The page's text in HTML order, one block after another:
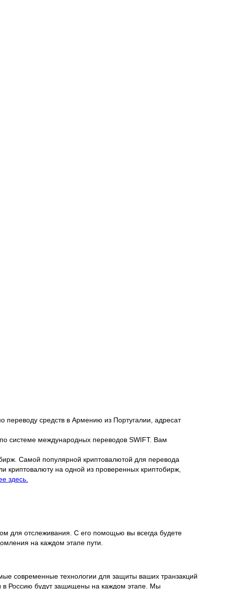
переводу средств в Армению из Португалии, адресат
системе международных переводов SWIFT. Вам
Самой популярной криптовалютой для перевода
криптовалюту на одной из проверенных криптобирж,
здесь.
для отслеживания. С его помощью вы всегда будете
на каждом этапе пути.
современные технологии для защиты ваших транзакций
в Россию будут защищены на каждом этапе. Мы